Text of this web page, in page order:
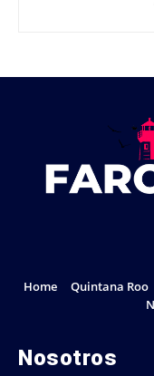
Home Quintana Roo
Nosotros